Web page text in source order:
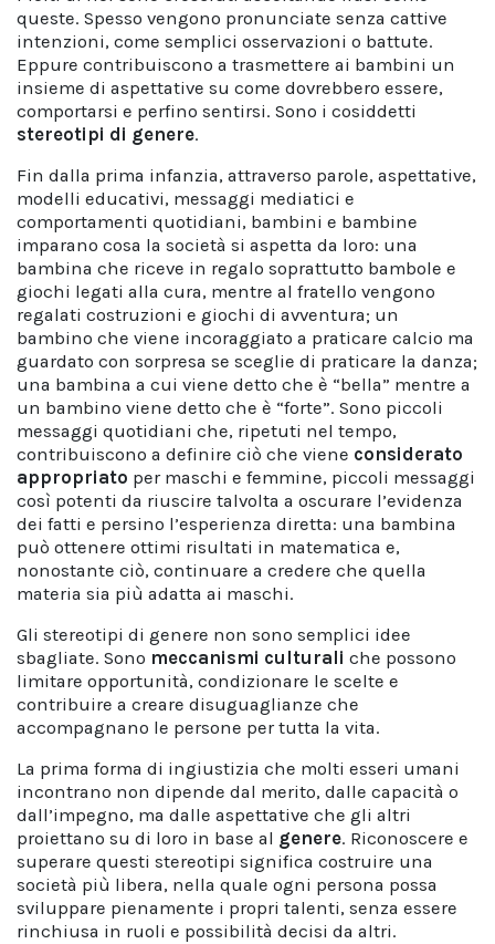
queste. Spesso vengono pronunciate senza cattive
intenzioni, come semplici osservazioni o battute.
Eppure contribuiscono a trasmettere ai bambini un
insieme di aspettative su come dovrebbero essere,
comportarsi e perfino sentirsi. Sono i cosiddetti
stereotipi di genere.
Fin dalla prima infanzia, attraverso parole, aspettative,
modelli educativi, messaggi mediatici e
comportamenti quotidiani, bambini e bambine
imparano cosa la società si aspetta da loro: una
bambina che riceve in regalo soprattutto bambole e
giochi legati alla cura, mentre al fratello vengono
regalati costruzioni e giochi di avventura; un
bambino che viene incoraggiato a praticare calcio ma
guardato con sorpresa se sceglie di praticare la danza;
una bambina a cui viene detto che è “bella” mentre a
un bambino viene detto che è “forte”. Sono piccoli
messaggi quotidiani che, ripetuti nel tempo,
contribuiscono a definire ciò che viene considerato
appropriato per maschi e femmine, piccoli messaggi
così potenti da riuscire talvolta a oscurare l’evidenza
dei fatti e persino l’esperienza diretta: una bambina
può ottenere ottimi risultati in matematica e,
nonostante ciò, continuare a credere che quella
materia sia più adatta ai maschi.
Gli stereotipi di genere non sono semplici idee
sbagliate. Sono meccanismi culturali che possono
limitare opportunità, condizionare le scelte e
contribuire a creare disuguaglianze che
accompagnano le persone per tutta la vita.
La prima forma di ingiustizia che molti esseri umani
incontrano non dipende dal merito, dalle capacità o
dall’impegno, ma dalle aspettative che gli altri
proiettano su di loro in base al genere. Riconoscere e
superare questi stereotipi significa costruire una
società più libera, nella quale ogni persona possa
sviluppare pienamente i propri talenti, senza essere
rinchiusa in ruoli e possibilità decisi da altri.